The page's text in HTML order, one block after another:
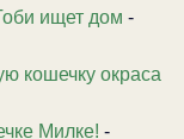
ищет дом -
кошечку окраса
Милке! -